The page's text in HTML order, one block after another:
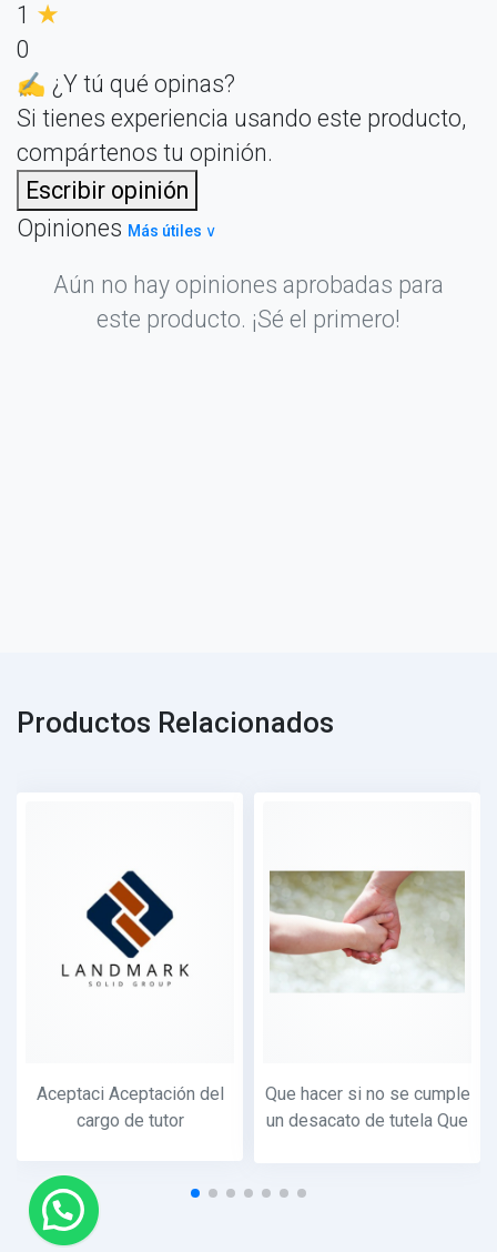
1 ★
0
✍️ ¿Y tú qué opinas?
Si tienes experiencia usando este producto,
compártenos tu opinión.
Escribir opinión
Opiniones Más útiles ∨
Aún no hay opiniones aprobadas para
este producto. ¡Sé el primero!
Productos Relacionados
Aceptaci Aceptación del
cargo de tutor
Que hacer si no se cumple
un desacato de tutela Que